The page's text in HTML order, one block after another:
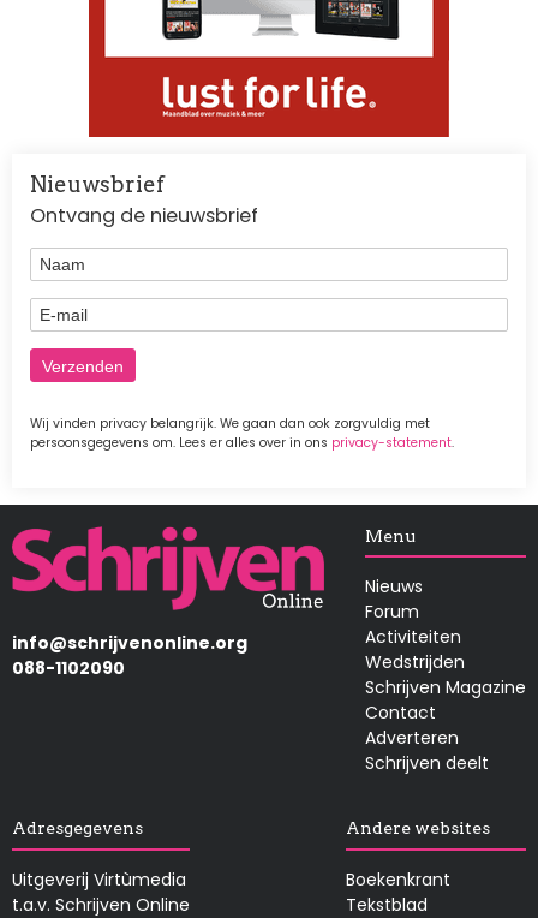
Nieuwsbrief
Ontvang de nieuwsbrief
Naam
E-mail
Wij vinden privacy belangrijk. We gaan dan ook zorgvuldig met
persoonsgegevens om. Lees er alles over in ons privacy-statement.
Afbeelding
info@schrijvenonline.org
088-1102090
Menu
Nieuws
Forum
Activiteiten
Wedstrijden
Schrijven Magazine
Contact
Adverteren
Schrijven deelt
Adresgegevens
Uitgeverij Virtùmedia
t.a.v. Schrijven Online
Andere websites
Boekenkrant
Tekstblad